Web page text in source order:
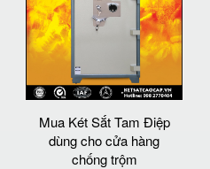
Mua Két Sắt Tam Điệp
dùng cho cửa hàng
chống trộm